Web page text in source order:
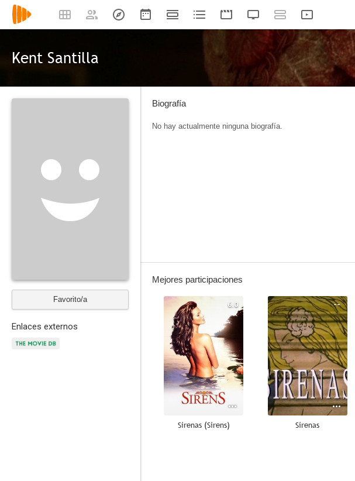
Kent Santilla
Favorito/a
Enlaces externos
Biografía
No hay actualmente ninguna biografía.
Mejores participaciones
6.0
Sirenas (Sirens)
--
Sirenas